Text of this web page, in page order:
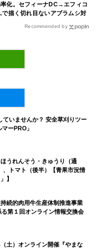
化。セフィーナDC→エフィコ
で描く切れ目ないアブラムシ対
Recommended by
ていませんか？ 安全草刈りツー
ーPRO」
うれんそう・きゅうり（通
、トマト（後半）【青果市況情
】
続的肉用牛生産体制推進事業
第１回オンライン情報交換会
土）オンライン開催『やまな